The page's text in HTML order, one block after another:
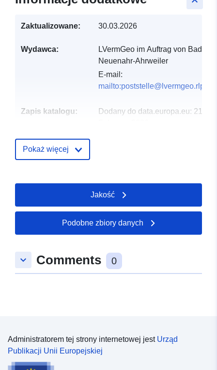
Zaktualizowane: 30.03.2026
Wydawca:
LVermGeo im Auftrag von Bad
Neuenahr-Ahrweiler
E-mail:
mailto:poststelle@lvermgeo.rlp.de
Zapis katalogu: Dodany do data.europa.eu: 21
50.5568 ], [ 7.16589,
50.5568 ], [ 7.16589,
50.5552 ], [ 7.16405,
50.5552 ], [ 7.16405,
uriRef:
http://data.europa.eu/88u/dataset/
Pokaż więcej
Jakość
Podobne zbiory danych
keyboard_arrow_down Comments 0
Administratorem tej strony internetowej jest Urząd
Publikacji Unii Europejskiej